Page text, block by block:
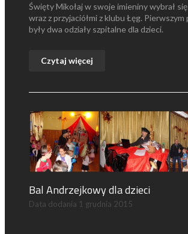
Święty Mikołaj w swoje imieniny wybrał
wraz z przyjaciółmi z klubu Łęg.
były dwa odziały szpitalne dla dzieci.
Czytaj więcej
Bal Andrzejkowy dla dzieci
Data dodania 1 grudnia 2015